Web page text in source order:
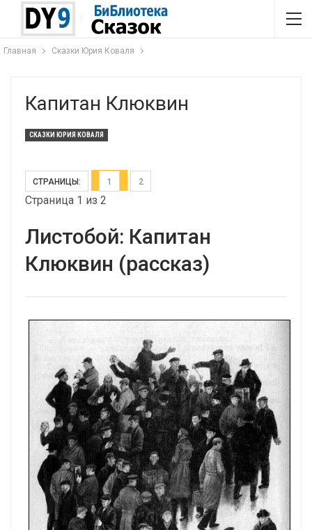
Главная Сказки Юрия Коваля
Капитан Клюквин
СКАЗКИ ЮРИЯ КОВАЛЯ
СТРАНИЦЫ: 1 2
Страница 1 из 2
Листобой: Капитан
Клюквин (рассказ)